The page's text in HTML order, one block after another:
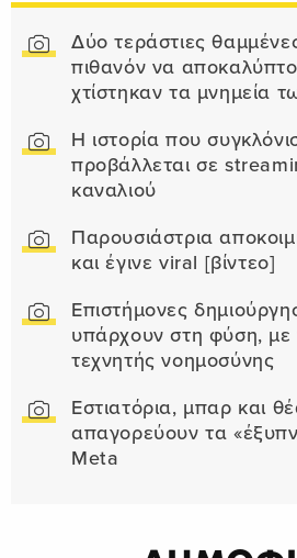
Δύο τεράστιες
πιθανόν να
χτίστηκαν τα μνημεία
Η ιστορία που
προβάλλεται σε
καναλιού
Παρουσιάστρια
και έγινε viral [βίντεο]
Επιστήμονες
υπάρχουν στη φύση, με
τεχνητής νοημοσύνης
Εστιατόρια, μπαρ και
απαγορεύουν τα
Meta